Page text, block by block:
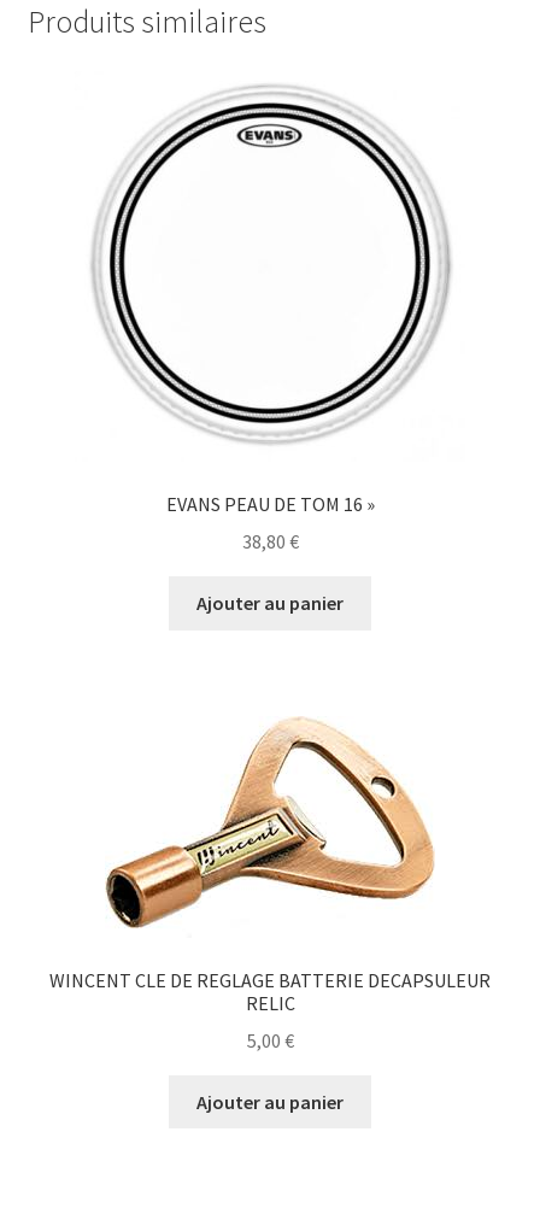
Produits similaires
EVANS PEAU DE TOM 16 »
38,80 €
Ajouter au panier
WINCENT CLE DE REGLAGE BATTERIE DECAPSULEUR
RELIC
5,00 €
Ajouter au panier